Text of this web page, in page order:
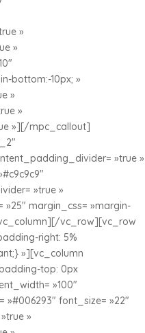
»
»
bottom:-10px; »
»
»
»][/mpc_callout]
»true »
»true »
margin_css= »margin-
vc_row][vc_row
right: 5%
»][vc_column
top: 0px
»100″
font_size= »22″
»